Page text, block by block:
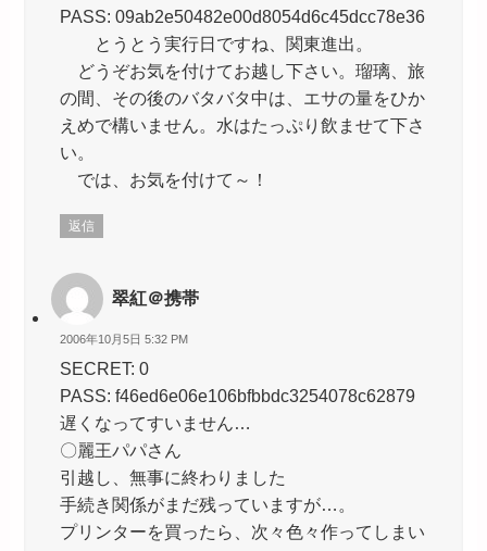
PASS: 09ab2e50482e00d8054d6c45dcc78e36
とうとう実行日ですね、関東進出。
どうぞお気を付けてお越し下さい。瑠璃、旅
の間、その後のバタバタ中は、エサの量をひか
えめで構いません。水はたっぷり飲ませて下さ
い。
では、お気を付けて～！
返信
翠紅＠携帯
2006年10月5日 5:32 PM
SECRET: 0
PASS: f46ed6e06e106bfbbdc3254078c62879
遅くなってすいません…
〇麗王パパさん
引越し、無事に終わりました
手続き関係がまだ残っていますが…。
プリンターを買ったら、次々色々作ってしまい